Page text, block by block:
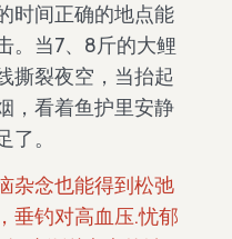
时间正确的地点能
。当7、8斤的大鲤
撕裂夜空，当抬起
，看着鱼护里安静
。
杂念也能得到松弛
垂钓对高血压.忧郁